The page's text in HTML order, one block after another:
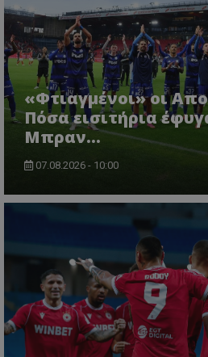
«Φτιαγμένοι» οι
Πόσα εισιτήρια
Μπραν...
07.08.2026 - 10:00